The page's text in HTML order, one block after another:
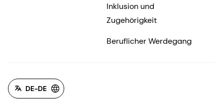
Inklusion und
Zugehörigkeit
Beruflicher Werdegang
DE-DE